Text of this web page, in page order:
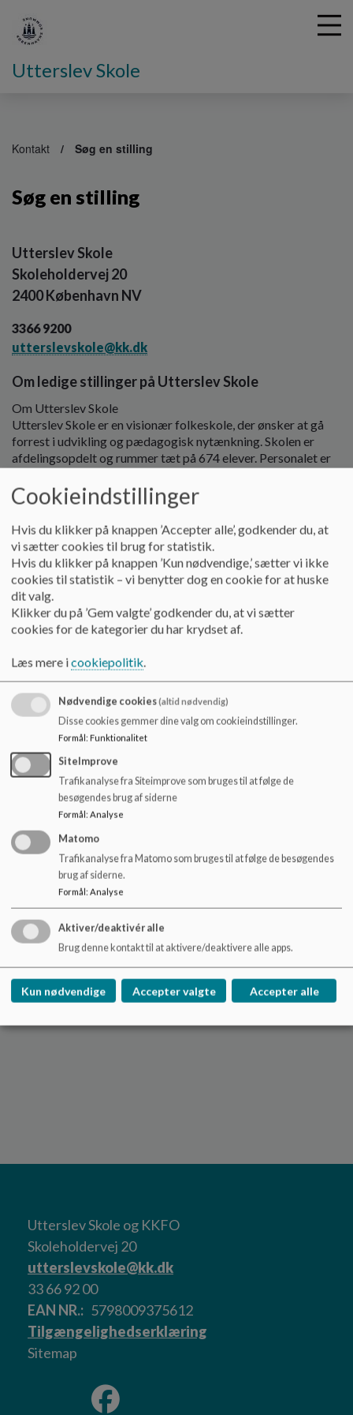
Utterslev Skole
Kontakt Søg en stilling
Søg en stilling
Utterslev Skole
Skoleholdervej 20
2400 København NV
3366 9200
utterslevskole@kk.dk
Om ledige stillinger på Utterslev Skole
Om Utterslev Skole
Utterslev Skole er en visionær folkeskole, der ønsker at gå
forrest i udvikling og pædagogisk nytænkning. Skolen er
afdelingsopdelt og rummer tæt på 674 elever. Personalet er
der vægter fællesskabet. Skolen er bygget i 2002 og har fine,
fysiske rammer, som vi værner om.
Utterslev Skole har en naturfaglig profil, og overalt på skolen
vil du opleve, at vi brænder for det naturfaglige og
udeskolelivet. Musik har en central plads i skolens hverdag.
Endvidere er Utterslev Skole uddannelsesinstitution for
lærer- og pædagogstuderende. Forældregruppen er
kendetegnet af et stort engagement, og Utterslev Skole er et
naturligt valg for forældrene i lokalområdet.
På Utterslev Skole arbejder vi med en fleksibel
tilstedeværelse, inden for de rammer Københavns Kommune
har udstukket. Du vil få en teamarbejdsplads i et lokale
sammen med dine teammakkere og du vil få stillet en en
bærbar computer til rådighed.
Yderligere information
Ser du en stillingsbeskrivelse, som interesserer dig er du altid
velkommen til at kontakte Utterslev Skole på
tlf.: 3366 9200.
Hvis du vil søge en stilling på Utterslev Skole og KKFO:
Du skriver en kort, motiveret ansøgning. Vedhæft CV,
eksamensbevis og evt. relevante udtalelser. Skriv meget
gerne din e-mail-adresse og telefonnummer.
Ansøgningen sendes via et opslag på Københavns Kommunes
webside over ledige stillinger.
Utterslev Skole og KKFO
Skoleholdervej 20
utterslevskole@kk.dk
33 66 92 00
EAN NR.
5798009375612
Tilgængelighedserklæring
Sitemap
Cookieindstillinger
Hvis du klikker på knappen ’Accepter alle’, godkender du, at
vi sætter cookies til brug for statistik.
Hvis du klikker på knappen ’Kun nødvendige,’ sætter vi ikke
cookies til statistik – vi benytter dog en cookie for at huske
dit valg.
Klikker du på ’Gem valgte’ godkender du, at vi sætter
cookies for de kategorier du har krydset af.
Læs mere icookiepolitik.
Nødvendige cookies(altid nødvendig)
Disse cookies gemmer dine valg om cookieindstillinger.
Formål: Funktionalitet
SiteImprove
Trafikanalyse fra Siteimprove som bruges til at følge de
besøgendes brug af siderne
Formål : Analyse
Matomo
Trafikanalyse fra Matomo som bruges til at følge de besøgendes
brug af siderne.
Formål: Analyse
Aktiver/deaktivér alle
Brug denne kontakt til at aktivere/deaktivere alle apps.
Kun nødvendige Accepter valgte Accepter alle